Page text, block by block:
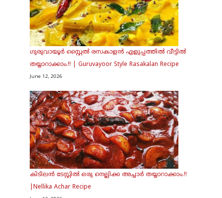
ഗുരുവായൂർ സ്റ്റൈൽ രസകാളൻ എളുപ്പത്തിൽ വീട്ടിൽ
തയ്യാറാക്കാം.!! | Guruvayoor Style Rasakalan Recipe
June 12, 2026
കിടിലൻ ടേസ്റ്റിൽ ഒരു നെല്ലിക്ക അച്ചാർ തയ്യാറാക്കാം.!!
|Nellika Achar Recipe